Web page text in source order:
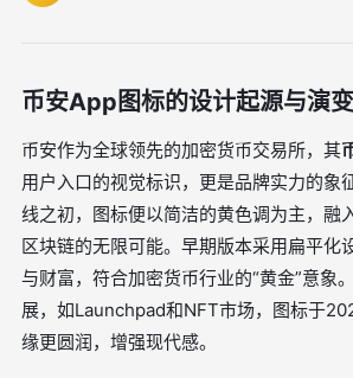
币安App图标的设计起源与演变
币安作为全球领先的加密货币交易所，其
用户入口的视觉标识，更是品牌实力的象
线之初，图标便以简洁的黄色调为主，融
区块链的无限可能。早期版本采用扁平化
与财富，符合加密货币行业的“黄金”意象
展，如Launchpad和NFT市场，图标于
缘更圆润，增强现代感。